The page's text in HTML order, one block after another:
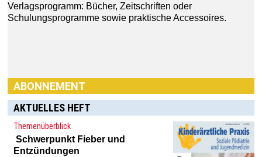
Verlagsprogramm: Bücher, Zeitschriften oder
Schulungsprogramme sowie praktische Accessoires.
ABONNEMENT
AKTUELLES HEFT
Themenüberblick
Schwerpunkt Fieber und
Entzündungen